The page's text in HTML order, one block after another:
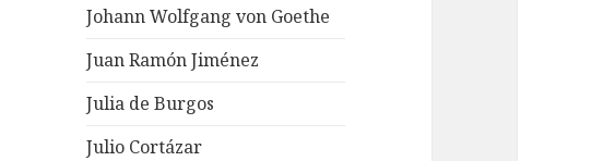
Johann Wolfgang von Goethe
Juan Ramón Jiménez
Julia de Burgos
Julio Cortázar